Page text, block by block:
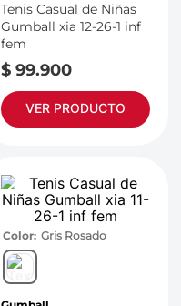
Tenis Casual de Niñas
Gumball xia 12-26-1 inf
fem
$ 99.900
VER PRODUCTO
Color Gris Rosado